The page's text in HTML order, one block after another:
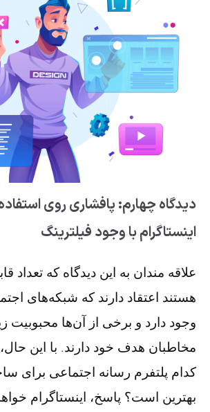
دیدگاه چهارم: پافشاری روی
اینستاگرام با وجود فیلترینگ
علاقه مندان به این دیدگاه که تعداد
هستند اعتقاد دارند که شبکه‌های
وجود دارد و برخی از آن‌ها محبوبیت
مخاطبان هدف خود دارند. با این حال،
کدام پلتفرم رسانه اجتماعی برای
بهترین است؟ پاسخ، اینستاگرام